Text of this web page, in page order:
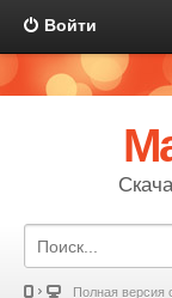
Войти
Полная версия